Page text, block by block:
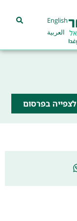
English
العربية
לצפייה בפרסום